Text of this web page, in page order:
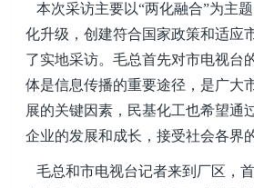
本次采访主要以“两化融合”为主
化升级，创建符合国家政策和适应
了实地采访。毛总首先对市电视台
体是信息传播的重要途径，是广大
展的关键因素，民基化工也希望通
企业的发展和成长，接受社会各界
毛总和市电视台记者来到厂区，